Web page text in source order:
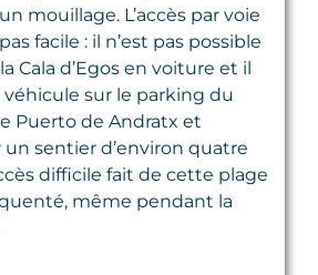
mouillage. L’accès par voie
facile : il n’est pas possible
Cala d’Egos en voiture et il
véhicule sur le parking du
Puerto de Andratx et
un sentier d’environ quatre
difficile fait de cette plage
même pendant la